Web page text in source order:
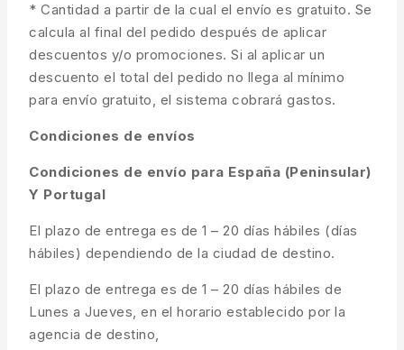
* Cantidad a partir de la cual el envío es gratuito. Se
calcula al final del pedido después de aplicar
descuentos y/o promociones. Si al aplicar un
descuento el total del pedido no llega al mínimo
para envío gratuito, el sistema cobrará gastos.
Condiciones de envíos
Condiciones de envío para España (Peninsular)
Y Portugal
El plazo de entrega es de 1 – 20 días hábiles (días
hábiles) dependiendo de la ciudad de destino.
El plazo de entrega es de 1 – 20 días hábiles de
Lunes a Jueves, en el horario establecido por la
agencia de destino,